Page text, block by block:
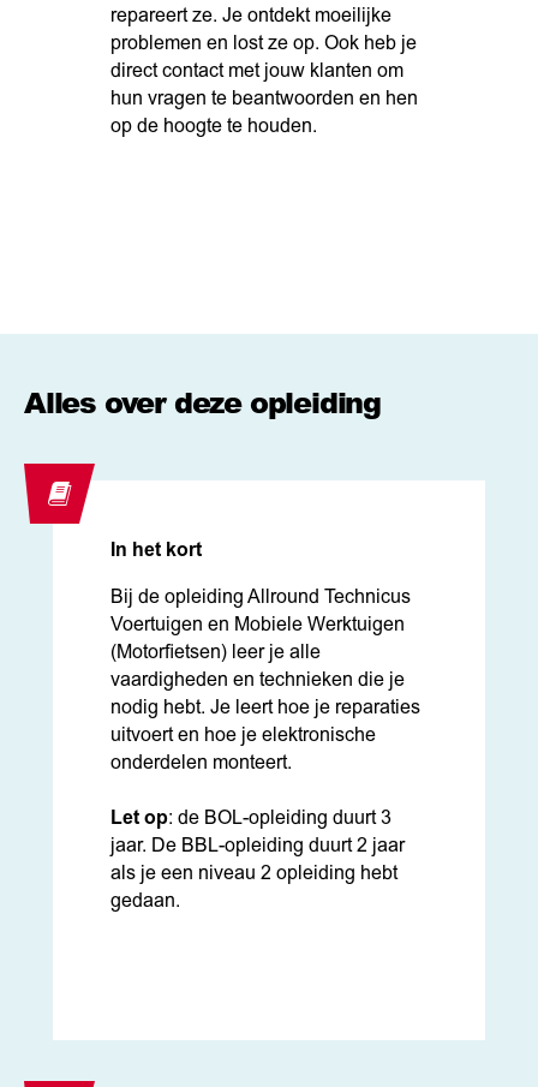
repareert ze. Je ontdekt moeilijke
problemen en lost ze op. Ook heb je
direct contact met jouw klanten om
hun vragen te beantwoorden en hen
op de hoogte te houden.
Alles over deze opleiding
In het kort
Bij de opleiding Allround Technicus
Voertuigen en Mobiele Werktuigen
(Motorfietsen) leer je alle
vaardigheden en technieken die je
nodig hebt. Je leert hoe je reparaties
uitvoert en hoe je elektronische
onderdelen monteert.
Let op: de BOL-opleiding duurt 3
jaar. De BBL-opleiding duurt 2 jaar
als je een niveau 2 opleiding hebt
gedaan.